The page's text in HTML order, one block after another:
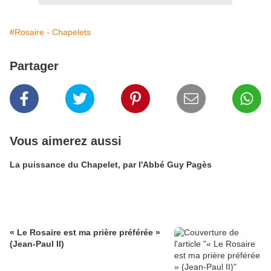
#Rosaire - Chapelets
Partager
Vous aimerez aussi
La puissance du Chapelet, par l'Abbé Guy Pagès
« Le Rosaire est ma prière préférée »
(Jean-Paul II)